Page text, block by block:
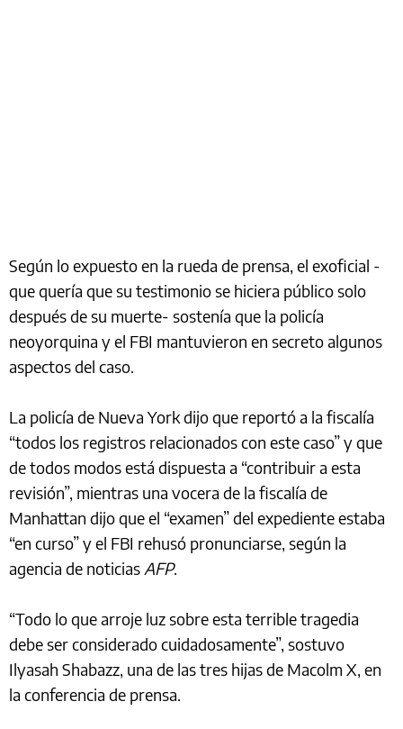
Según lo expuesto en la rueda de prensa, el exoficial -
que quería que su testimonio se hiciera público solo
después de su muerte- sostenía que la policía
neoyorquina y el FBI mantuvieron en secreto algunos
aspectos del caso.
La policía de Nueva York dijo que reportó a la fiscalía
“todos los registros relacionados con este caso” y que
de todos modos está dispuesta a “contribuir a esta
revisión”, mientras una vocera de la fiscalía de
Manhattan dijo que el “examen” del expediente estaba
“en curso” y el FBI rehusó pronunciarse, según la
agencia de noticias AFP.
“Todo lo que arroje luz sobre esta terrible tragedia
debe ser considerado cuidadosamente”, sostuvo
Ilyasah Shabazz, una de las tres hijas de Macolm X, en
la conferencia de prensa.